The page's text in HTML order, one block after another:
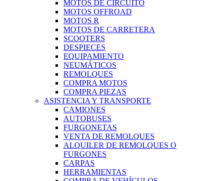
MOTOS DE CIRCUITO
MOTOS OFFROAD
MOTOS R
MOTOS DE CARRETERA
SCOOTERS
DESPIECES
EQUIPAMIENTO
NEUMÁTICOS
REMOLQUES
COMPRA MOTOS
COMPRA PIEZAS
ASISTENCIA Y TRANSPORTE
CAMIONES
AUTOBUSES
FURGONETAS
VENTA DE REMOLQUES
ALQUILER DE REMOLQUES O
FURGONES
CARPAS
HERRAMIENTAS